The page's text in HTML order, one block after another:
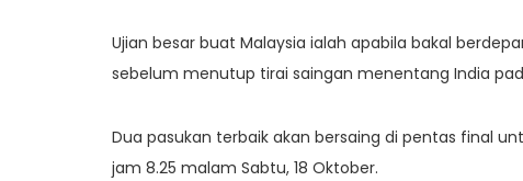
Ujian besar buat Malaysia ialah apabila bakal
sebelum menutup tirai saingan menentang India
Dua pasukan terbaik akan bersaing di pentas final
jam 8.25 malam Sabtu, 18 Oktober.